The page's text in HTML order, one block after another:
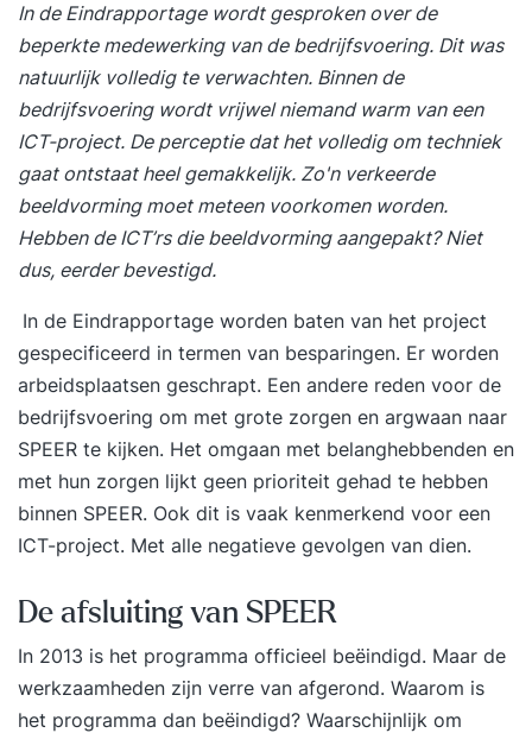
In de Eindrapportage wordt gesproken over de
beperkte medewerking van de bedrijfsvoering. Dit was
natuurlijk volledig te verwachten. Binnen de
bedrijfsvoering wordt vrijwel niemand warm van een
ICT-project. De perceptie dat het volledig om techniek
gaat ontstaat heel gemakkelijk. Zo'n verkeerde
beeldvorming moet meteen voorkomen worden.
Hebben de ICT’rs die beeldvorming aangepakt? Niet
dus, eerder bevestigd.
In de Eindrapportage worden baten van het project
gespecificeerd in termen van besparingen. Er worden
arbeidsplaatsen geschrapt. Een andere reden voor de
bedrijfsvoering om met grote zorgen en argwaan naar
SPEER te kijken. Het omgaan met belanghebbenden en
met hun zorgen lijkt geen prioriteit gehad te hebben
binnen SPEER. Ook dit is vaak kenmerkend voor een
ICT-project. Met alle negatieve gevolgen van dien.
De afsluiting van SPEER
In 2013 is het programma officieel beëindigd. Maar de
werkzaamheden zijn verre van afgerond. Waarom is
het programma dan beëindigd? Waarschijnlijk om